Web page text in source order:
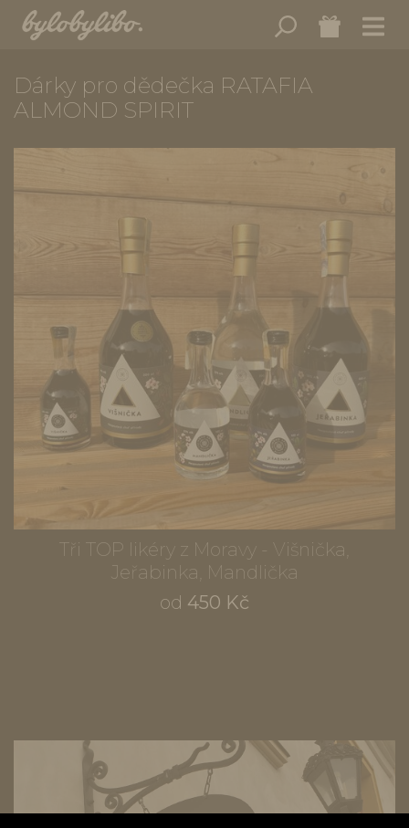
Dárky pro dědečka RATAFIA
ALMOND SPIRIT
Tři TOP likéry z Moravy - Višnička,
Jeřabinka, Mandlička
od 450 Kč